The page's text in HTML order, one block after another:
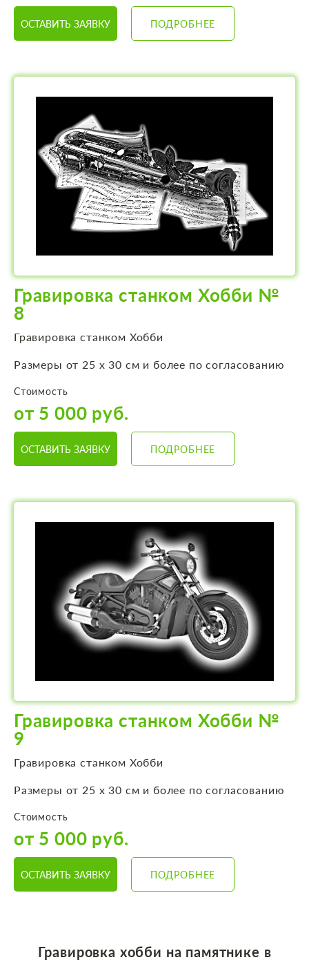
ОСТАВИТЬ ЗАЯВКУ ПОДРОБНЕЕ
Гравировка станком Хобби №
8
Гравировка станком Хобби
Размеры от 25 х 30 см и более по согласованию
Стоимость
от 5 000 руб.
ОСТАВИТЬ ЗАЯВКУ ПОДРОБНЕЕ
Гравировка станком Хобби №
9
Гравировка станком Хобби
Размеры от 25 х 30 см и более по согласованию
Стоимость
от 5 000 руб.
ОСТАВИТЬ ЗАЯВКУ ПОДРОБНЕЕ
Гравировка хобби на памятнике в